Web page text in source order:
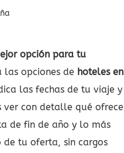
opción para tu
las opciones de hoteles en
las fechas de tu viaje y
ver con detalle qué ofrece
de fin de año y lo más
tu oferta, sin cargos